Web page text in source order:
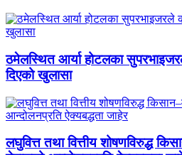
ठमेलस्थित आर्या होटलका
दिएको खुलासा
लघुवित्त तथा वित्तीय शोषणविरुद्ध